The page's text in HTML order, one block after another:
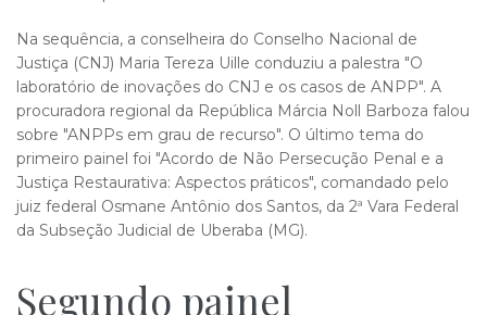
Na sequência, a conselheira do Conselho Nacional de
Justiça (CNJ) Maria Tereza Uille conduziu a palestra "O
laboratório de inovações do CNJ e os casos de ANPP". A
procuradora regional da República Márcia Noll Barboza falou
sobre "ANPPs em grau de recurso". O último tema do
primeiro painel foi "Acordo de Não Persecução Penal e a
Justiça Restaurativa: Aspectos práticos", comandado pelo
juiz federal Osmane Antônio dos Santos, da 2ª Vara Federal
da Subseção Judicial de Uberaba (MG).
Segun​​do painel